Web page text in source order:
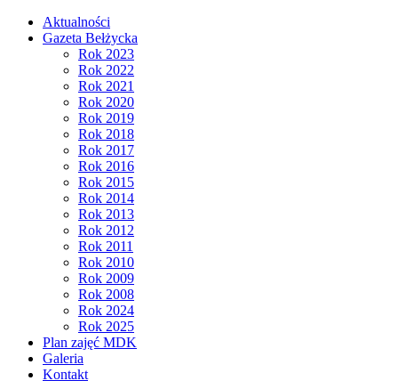
Aktualności
Gazeta Bełżycka
Rok 2023
Rok 2022
Rok 2021
Rok 2020
Rok 2019
Rok 2018
Rok 2017
Rok 2016
Rok 2015
Rok 2014
Rok 2013
Rok 2012
Rok 2011
Rok 2010
Rok 2009
Rok 2008
Rok 2024
Rok 2025
Plan zajęć MDK
Galeria
Kontakt